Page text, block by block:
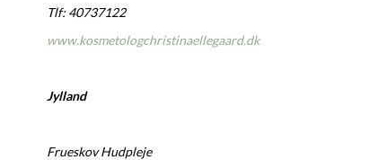
Tlf: 40737122
www.kosmetologchristinaellegaard.dk
Jylland
Frueskov Hudpleje